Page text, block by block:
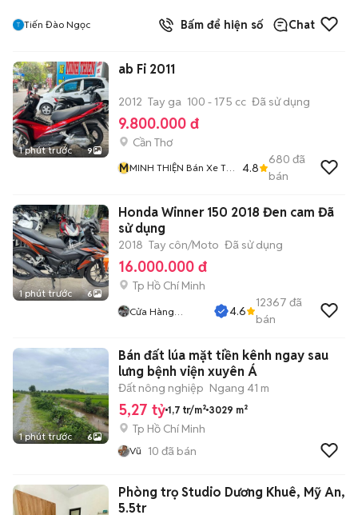
Tiến Đào Ngọc Bấm để hiện số Chat
1 phút trước 9
ab Fi 2011
2012 Tay ga 100 - 175 cc Đã sử dụng
9.800.000 đ
Cần Thơ
MMINH THIỆN Bán Xe Trả
4.8
680 đã
bán
1 phút trước 6
Honda Winner 150 2018 Đen cam Đã
sử dụng
2018 Tay côn/Moto Đã sử dụng
16.000.000 đ
Tp Hồ Chí Minh
Cửa Hàng
4.6
12367 đã
bán
1 phút trước 6
Bán đất lúa mặt tiền kênh ngay sau
lưng bệnh viện xuyên Á
Đất nông nghiệp Ngang 41 m
5,27 tỷ 1,7 tr/m² 3029 m²
Tp Hồ Chí Minh
Vũ 10 đã bán
Phòng trọ Studio Dương Khuê, Mỹ An,
5.5tr